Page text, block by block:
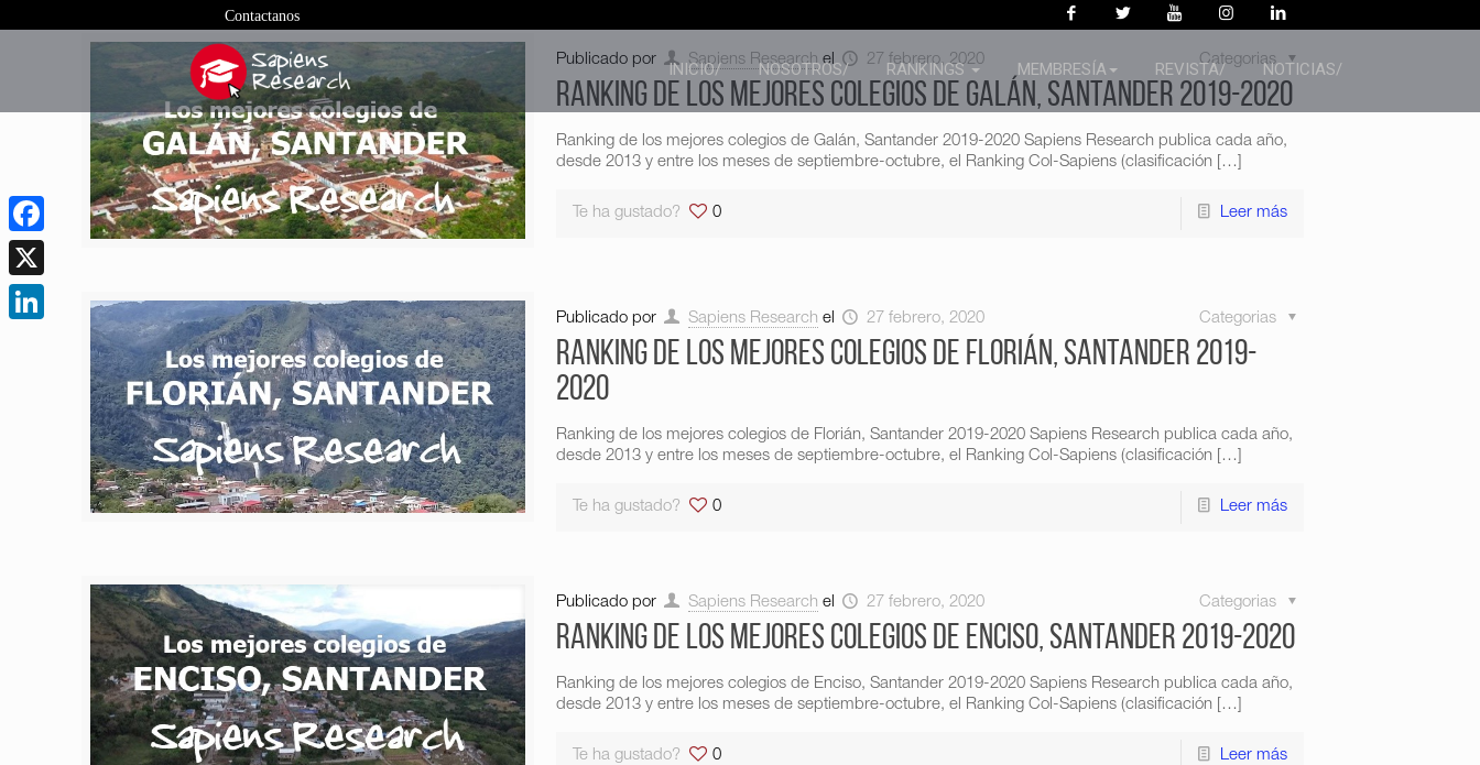
Contactanos
INICIO/ NOSOTROS/ RANKINGS MEMBRESÍA REVISTA/ NOTICIAS/
Publicado por Sapiens Research el 27 febrero, 2020 Categorias
Ranking de los mejores colegios de Galán, Santander 2019-2020
Ranking de los mejores colegios de Galán, Santander 2019-2020 Sapiens Research publica cada año,
desde 2013 y entre los meses de septiembre-octubre, el Ranking Col-Sapiens (clasificación[…]
Te ha gustado? 0 Leer más
Publicado por Sapiens Research el 27 febrero, 2020 Categorias
Ranking de los mejores colegios de Florián, Santander 2019-
2020
Ranking de los mejores colegios de Florián, Santander 2019-2020 Sapiens Research publica cada año,
desde 2013 y entre los meses de septiembre-octubre, el Ranking Col-Sapiens (clasificación[…]
Te ha gustado? 0 Leer más
Publicado por Sapiens Research el 27 febrero, 2020 Categorias
Ranking de los mejores colegios de Enciso, Santander 2019-2020
Ranking de los mejores colegios de Enciso, Santander 2019-2020 Sapiens Research publica cada año,
desde 2013 y entre los meses de septiembre-octubre, el Ranking Col-Sapiens (clasificación[…]
Te ha gustado? 0 Leer más
Facebook
X